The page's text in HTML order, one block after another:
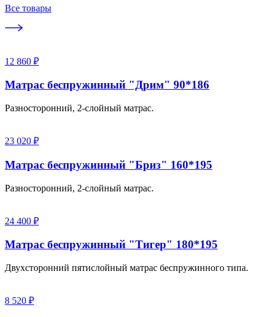
Все товары
12 860 ₽
Матрас беспружинный "Дрим" 90*186
Разносторонний, 2-слойный матрас.
23 020 ₽
Матрас беспружинный "Бриз" 160*195
Разносторонний, 2-слойный матрас.
24 400 ₽
Матрас беспружинный "Тигер" 180*195
Двухсторонний пятислойный матрас беспружинного типа.
8 520 ₽